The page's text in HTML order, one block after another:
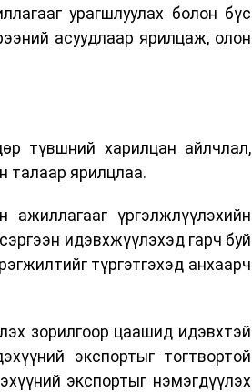
урагшлуулах болон бүс
асуудлаар ярилцаж, олон
түвшний харилцан айлчлал,
талаар ярилцлаа.
үргэлжлүүлэхийн
идэвхжүүлэхэд гарч буй
түргэтгэхэд анхаарч
зорилгоор цаашид идэвхтэй
экспортыг тогтвортой
экспортыг нэмэгдүүлэх